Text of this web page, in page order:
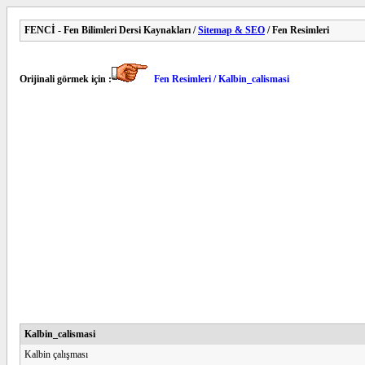
FENCİ - Fen Bilimleri Dersi Kaynakları /Sitemap & SEO / Fen Resimleri
Orijinali görmek için : Fen Resimleri / Kalbin_calismasi
Kalbin_calismasi
Kalbin çalışması